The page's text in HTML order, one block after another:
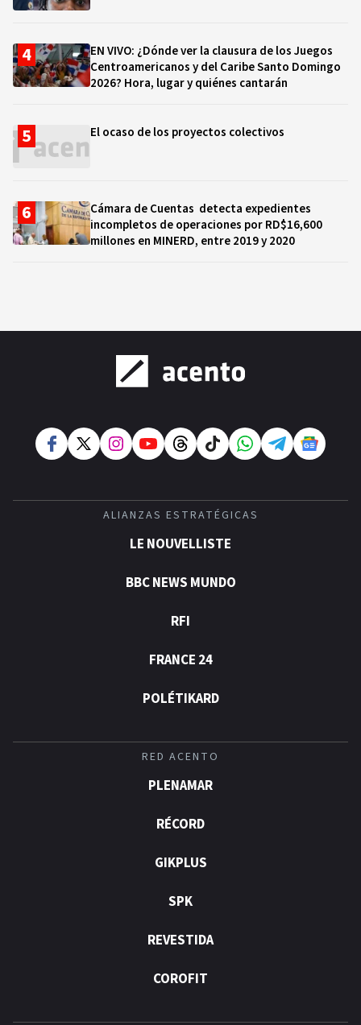
EN VIVO: ¿Dónde ver la clausura de los Juegos
Centroamericanos y del Caribe Santo Domingo
2026? Hora, lugar y quiénes cantarán
El ocaso de los proyectos colectivos
Cámara de Cuentas detecta expedientes
incompletos de operaciones por RD$16,600
millones en MINERD, entre 2019 y 2020
ALIANZAS ESTRATÉGICAS
LE NOUVELLISTE
BBC NEWS MUNDO
RFI
FRANCE 24
POLÉTIKARD
RED ACENTO
PLENAMAR
RÉCORD
GIKPLUS
SPK
REVESTIDA
COROFIT